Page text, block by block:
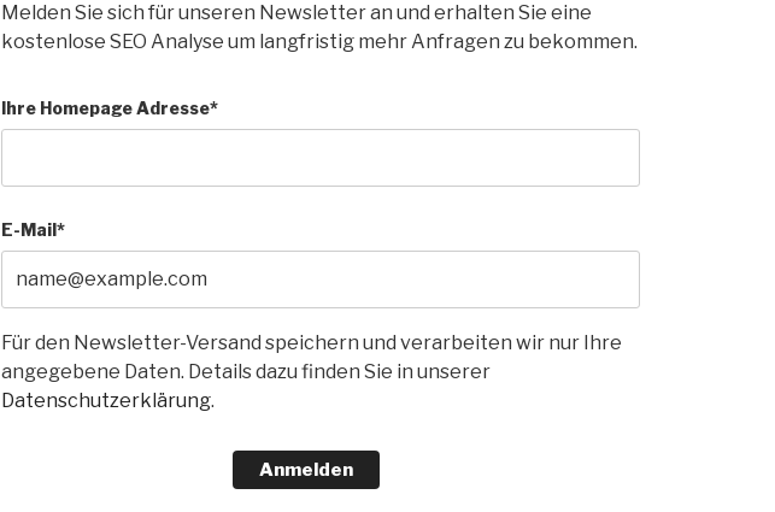
Melden Sie sich für unseren Newsletter an und erhalten Sie eine
kostenlose SEO Analyse um langfristig mehr Anfragen zu bekommen.
Ihre Homepage Adresse*
E-Mail*
Für den Newsletter-Versand speichern und verarbeiten wir nur Ihre
angegebene Daten. Details dazu finden Sie in unserer
Datenschutzerklärung.
Anmelden